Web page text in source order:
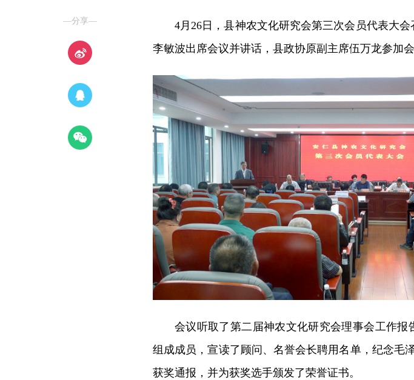
—分享—
4月26日，县神农文化研究会第三次会员代表大
李敏波出席会议并讲话，县政协原副主席伍万龙参加会
会议听取了第二届神农文化研究会理事会工作报
组成成员，宣读了顾问、名誉会长聘用名单，纪念毛
获奖通报，并为获奖选手颁发了荣誉证书。